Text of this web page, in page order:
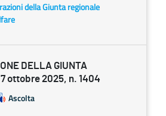
della Giunta regionale
DELLA GIUNTA
7 ottobre 2025, n. 1404
Ascolta